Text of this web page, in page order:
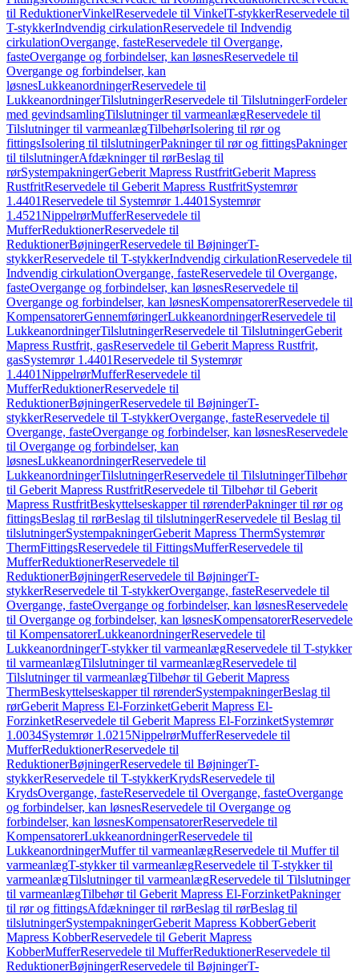
til ReduktionerVinkelReservedele til VinkelT-stykkerReservedele til
T-stykkerIndvendig cirkulationReservedele til Indvendig
cirkulationOvergange, fasteReservedele til Overgange,
fasteOvergange og forbindelser, kan løsnesReservedele til
Overgange og forbindelser, kan
løsnesLukkeanordningerReservedele til
LukkeanordningerTilslutningerReservedele til TilslutningerFordeler
med gevindsamlingTilslutninger til varmeanlægReservedele til
Tilslutninger til varmeanlægTilbehørIsolering til rør og
fittingsIsolering til tilslutningerPakninger til rør og fittingsPakninger
til tilslutningerAfdækninger til rørBeslag til
rørSystempakningerGeberit Mapress RustfritGeberit Mapress
RustfritReservedele til Geberit Mapress RustfritSystemrør
1.4401Reservedele til Systemrør 1.4401 Systemrør
1.4521NippelrørMufferReservedele til
MufferReduktionerReservedele til
ReduktionerBøjningerReservedele til BøjningerT-
stykkerReservedele til T-stykkerIndvendig cirkulationReservedele til
Indvendig cirkulationOvergange, fasteReservedele til Overgange,
fasteOvergange og forbindelser, kan løsnesReservedele til
Overgange og forbindelser, kan løsnesKompensatorerReservedele til
KompensatorerGennemføringerLukkeanordningerReservedele til
LukkeanordningerTilslutningerReservedele til TilslutningerGeberit
Mapress Rustfrit, gasReservedele til Geberit Mapress Rustfrit,
gasSystemrør 1.4401Reservedele til Systemrør
1.4401NippelrørMufferReservedele til
MufferReduktionerReservedele til
ReduktionerBøjningerReservedele til BøjningerT-
stykkerReservedele til T-stykkerOvergange, fasteReservedele til
Overgange, fasteOvergange og forbindelser, kan løsnesReservedele
til Overgange og forbindelser, kan
løsnesLukkeanordningerReservedele til
LukkeanordningerTilslutningerReservedele til TilslutningerTilbehør
til Geberit Mapress RustfritReservedele til Tilbehør til Geberit
Mapress RustfritBeskyttelseskapper til rørenderPakninger til rør og
fittingsBeslag til rørBeslag til tilslutningerReservedele til Beslag til
tilslutningerSystempakningerGeberit Mapress ThermSystemrør
ThermFittingsReservedele til FittingsMufferReservedele til
MufferReduktionerReservedele til
ReduktionerBøjningerReservedele til BøjningerT-
stykkerReservedele til T-stykkerOvergange, fasteReservedele til
Overgange, fasteOvergange og forbindelser, kan løsnesReservedele
til Overgange og forbindelser, kan løsnesKompensatorerReservedele
til KompensatorerLukkeanordningerReservedele til
LukkeanordningerT-stykker til varmeanlægReservedele til T-stykker
til varmeanlægTilslutninger til varmeanlægReservedele til
Tilslutninger til varmeanlægTilbehør til Geberit Mapress
ThermBeskyttelseskapper til rørenderSystempakningerBeslag til
rørGeberit Mapress El-ForzinketGeberit Mapress El-
ForzinketReservedele til Geberit Mapress El-ForzinketSystemrør
1.0034Systemrør 1.0215NippelrørMufferReservedele til
MufferReduktionerReservedele til
ReduktionerBøjningerReservedele til BøjningerT-
stykkerReservedele til T-stykkerKrydsReservedele til
KrydsOvergange, fasteReservedele til Overgange, fasteOvergange
og forbindelser, kan løsnesReservedele til Overgange og
forbindelser, kan løsnesKompensatorerReservedele til
KompensatorerLukkeanordningerReservedele til
LukkeanordningerMuffer til varmeanlægReservedele til Muffer til
varmeanlægT-stykker til varmeanlægReservedele til T-stykker til
varmeanlægTilslutninger til varmeanlægReservedele til Tilslutninger
til varmeanlægTilbehør til Geberit Mapress El-ForzinketPakninger
til rør og fittingsAfdækninger til rørBeslag til rørBeslag til
tilslutningerSystempakningerGeberit Mapress KobberGeberit
Mapress KobberReservedele til Geberit Mapress
KobberMufferReservedele til MufferReduktionerReservedele til
ReduktionerBøjningerReservedele til BøjningerT-